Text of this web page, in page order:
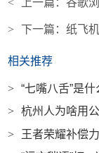
> 下一篇：纸飞机
相关推荐
>
“七嘴八舌”是什
>
杭州人为啥用
>
王者荣耀补偿